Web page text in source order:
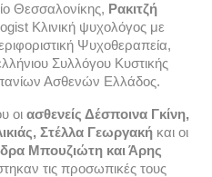
Θεσσαλονίκης, Ρακιτζή
Κλινική ψυχολόγος με
Συλλόγου Κυστικής
Ασθενών Ελλάδος.
οι ασθενείς Δέσποινα Γκίνη,
Στέλλα Γεωργακή
Μπουζιώτη και Άρης
τις προσωπικές τους